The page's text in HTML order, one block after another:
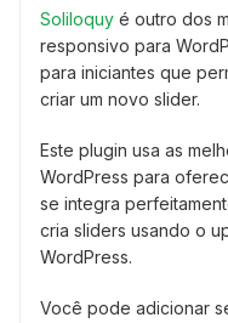
Soliloquy é outro dos
responsivo para
para iniciantes que
criar um novo slider.
Este plugin usa as
WordPress para
se integra
cria sliders usando o
WordPress.
Você pode adicionar